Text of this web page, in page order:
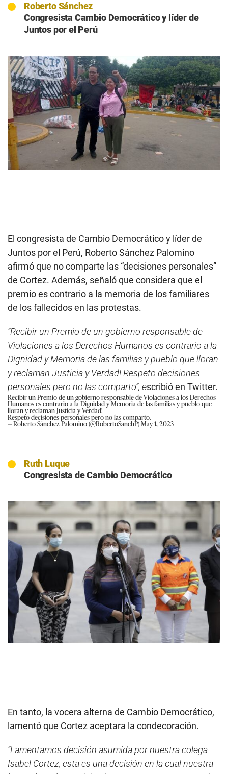
Roberto Sánchez
Congresista Cambio Democrático y líder de
Juntos por el Perú
El congresista de Cambio Democrático y líder de
Juntos por el Perú, Roberto Sánchez Palomino
afirmó que no comparte las “decisiones personales”
de Cortez. Además, señaló que considera que el
premio es contrario a la memoria de los familiares
de los fallecidos en las protestas.
“Recibir un Premio de un gobierno responsable de
Violaciones a los Derechos Humanos es contrario a la
Dignidad y Memoria de las familias y pueblo que lloran
y reclaman Justicia y Verdad! Respeto decisiones
personales pero no las comparto”, escribió en Twitter.
Recibir un Premio de un gobierno responsable de Violaciones a los Derechos
Humanos es contrario a la Dignidad y Memoria de las familias y pueblo que
lloran y reclaman Justicia y Verdad!
Respeto decisiones personales pero no las comparto.
— Roberto Sánchez Palomino (@RobertoSanchP)May 1, 2023
Ruth Luque
Congresista de Cambio Democrático
En tanto, la vocera alterna de Cambio Democrático,
lamentó que Cortez aceptara la condecoración.
“Lamentamos decisión asumida por nuestra colega
Isabel Cortez, esta es una decisión en la cual nuestra